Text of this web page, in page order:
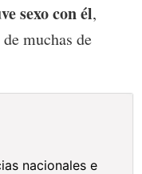
sexo con él,
muchas de
nacionales e